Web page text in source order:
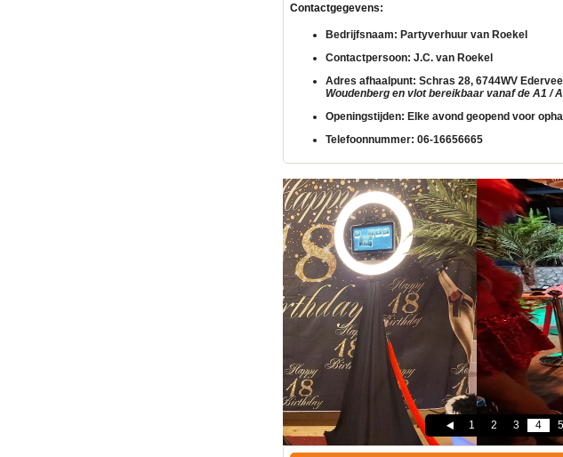
Contactgegevens:
Bedrijfsnaam: Partyverhuur van Roekel
Contactpersoon: J.C. van Roekel
Adres afhaalpunt: Schras 28, 6744WV
Woudenberg en vlot bereikbaar vanaf de A1 /
Openingstijden: Elke avond geopend voor
Telefoonnummer: 06-16656665
1 2 3 4 5